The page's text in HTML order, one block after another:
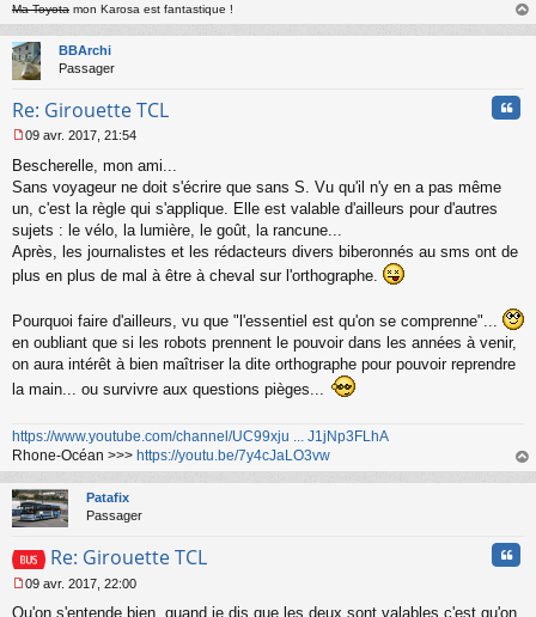
n
l
u
Ma Toyota mon Karosa est fantastique !
au
BBArchi
Passager
Re: Girouette TCL
e
s
a
g
e
n
l
u
09 avr. 2017, 21:54
Bescherelle, mon ami...
Sans voyageur ne doit s'écrire que sans S. Vu qu'il n'y en a pas même
un, c'est la règle qui s'applique. Elle est valable d'ailleurs pour d'autres
sujets : le vélo, la lumière, le goût, la rancune...
Après, les journalistes et les rédacteurs divers biberonnés au sms ont de
plus en plus de mal à être à cheval sur l'orthographe.
Pourquoi faire d'ailleurs, vu que "l'essentiel est qu'on se comprenne"...
en oubliant que si les robots prennent le pouvoir dans les années à venir,
on aura intérêt à bien maîtriser la dite orthographe pour pouvoir reprendre
la main... ou survivre aux questions pièges...
https://www.youtube.com/channel/UC99xju ... J1jNp3FLhA
Rhone-Océan >>> https://youtu.be/7y4cJaLO3vw
au
Patafix
Passager
Re: Girouette TCL
09 avr. 2017, 22:00
Qu'on s'entende bien, quand je dis que les deux sont valables c'est qu'on